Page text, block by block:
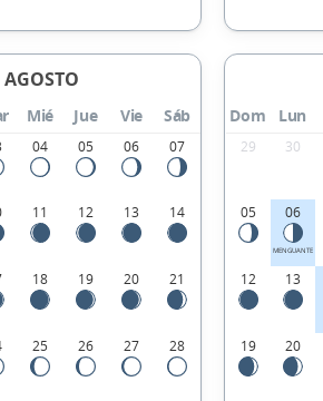
AGOSTO
Mié Jue Vie Sáb
04 05 06 07
11 12 13 14
18 19 20 21
25 26 27 28
Dom Lun
29 30
05 06
MENGUANTE
12 13
19 20